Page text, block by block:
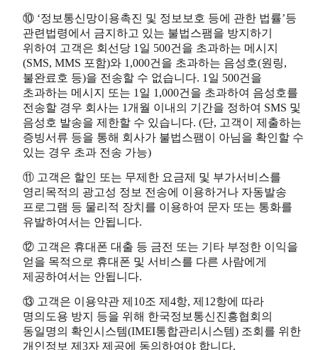
⑩ ‘정보통신망이용촉진 및 정보보호 등에 관한 법률’등
관련법령에서 금지하고 있는 불법스팸을 방지하기
위하여 고객은 회선당 1일 500건을 초과하는 메시지
(SMS, MMS 포함)와 1,000건을 초과하는 음성호(원링,
불완료호 등)을 전송할 수 없습니다. 1일 500건을
초과하는 메시지 또는 1일 1,000건을 초과하여 음성호를
전송할 경우 회사는 1개월 이내의 기간을 정하여 SMS 및
음성호 발송을 제한할 수 있습니다. (단, 고객이 제출하는
증빙서류 등을 통해 회사가 불법스팸이 아님을 확인할 수
있는 경우 초과 전송 가능)
⑪ 고객은 할인 또는 무제한 요금제 및 부가서비스를
영리목적의 광고성 정보 전송에 이용하거나 자동발송
프로그램 등 물리적 장치를 이용하여 문자 또는 통화를
유발하여서는 안됩니다.
⑫ 고객은 휴대폰 대출 등 금전 또는 기타 부정한 이익을
얻을 목적으로 휴대폰 및 서비스를 다른 사람에게
제공하여서는 안됩니다.
⑬ 고객은 이용약관 제10조 제4항, 제12항에 따라
명의도용 방지 등을 위해 한국정보통신진흥협회의
동일명의 확인시스템(IMEI통합관리시스템) 조회를 위한
개인정보 제3자 제공에 동의하여야 합니다.